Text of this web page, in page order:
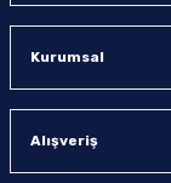
Kurumsal
Alışveriş